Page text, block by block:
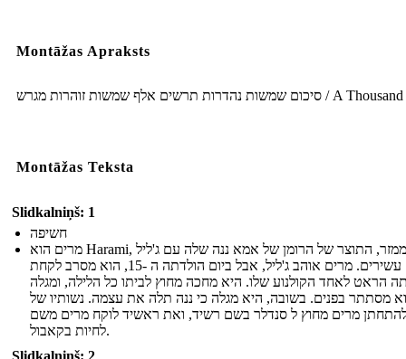
Montāžas Apraksts
סיכום שמשות נהדרות תרשים אלף שמשות זוהרות מגרש / A Thousand
Montāžas Teksta
Slidkalniņš: 1
חשיפה
מרים הוא Harami, ממזר, התוצר של הרומן של אמא ננה שלה עם ג'ליל
עסקים עשירים. מרים אוהב ג'ליל, אבל ביום הולדתה ה -15, הוא מסרב לקחת
הראט לאחד הקולנוע שלו. היא מחכה מחוץ לביתו כל הלילה, ומגלה
מסתתר בפנים. בשובה, היא מגלה כי ננה תלה את עצמה. נשותיו של
להתחתן מרים מחוץ ל סנדלר בשם רשיד, ואת ראשיד לוקח מרים משם
לחיות בקאבול.
Slidkalniņš: 2